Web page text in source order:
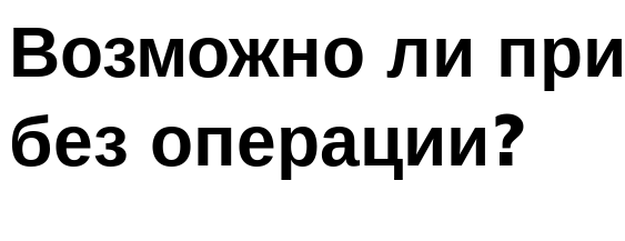
Возможно ли
без операции?